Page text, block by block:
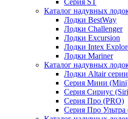
Серия ST
Каталог надувных
Лодки BestWay
Лодки Challenger
Лодки Excursion
Лодки Intex
Лодки Mariner
Каталог надувных
Лодки Altair
Серия Мини
Серия Сириус
Серия Про (PRO)
Серия Про Ультра